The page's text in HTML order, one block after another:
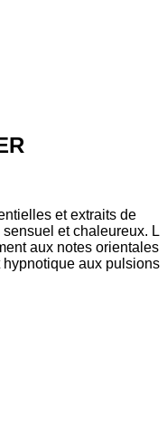
et extraits de
et chaleureux. L
aux notes orientales
aux pulsions